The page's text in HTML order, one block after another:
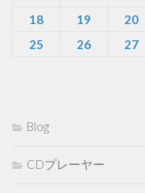
18
19 20
25
26 27
Blog
CDプレーヤー